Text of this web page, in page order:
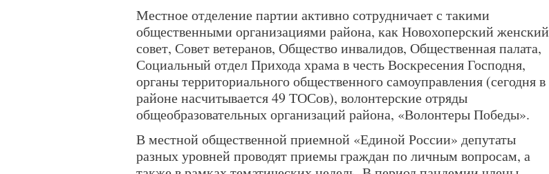
Местное отделение партии активно сотрудничает с такими
общественными организациями района, как Новохоперский женский
совет, Совет ветеранов, Общество инвалидов, Общественная палата,
Социальный отдел Прихода храма в честь Воскресения Господня,
органы территориального общественного самоуправления (сегодня в
районе насчитывается 49 ТОСов), волонтерские отряды
общеобразовательных организаций района, «Волонтеры Победы».
В местной общественной приемной «Единой России» депутаты
разных уровней проводят приемы граждан по личным вопросам, а